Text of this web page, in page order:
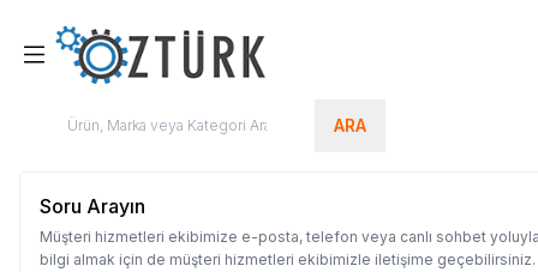
ARA
Soru Arayın
Müşteri hizmetleri ekibimize e-posta, telefon veya canlı sohbet
bilgi almak için de müşteri hizmetleri ekibimizle iletişime geçebilirsiniz.